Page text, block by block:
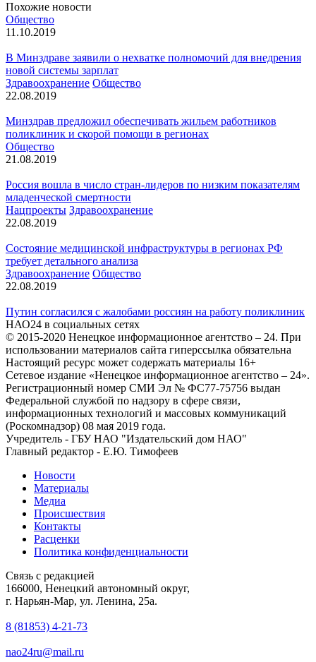
Похожие новости
Общество
11.10.2019
В Минздраве заявили о нехватке полномочий для внедрения
новой системы зарплат
Здравоохранение Общество
22.08.2019
Минздрав предложил обеспечивать жильем работников
поликлиник и скорой помощи в регионах
Общество
21.08.2019
Россия вошла в число стран-лидеров по низким показателям
младенческой смертности
Нацпроекты Здравоохранение
22.08.2019
Состояние медицинской инфраструктуры в регионах РФ
требует детального анализа
Здравоохранение Общество
22.08.2019
Путин согласился с жалобами россиян на работу поликлиник
НАО24 в социальных сетях
© 2015-2020 Ненецкое информационное агентство – 24. При
использовании материалов сайта гиперссылка обязательна
Настоящий ресурс может содержать материалы 16+
Сетевое издание «Ненецкое информационное агентство – 24».
Регистрационный номер СМИ Эл № ФС77-75756 выдан
Федеральной службой по надзору в сфере связи,
информационных технологий и массовых коммуникаций
(Роскомнадзор) 08 мая 2019 года.
Учредитель - ГБУ НАО "Издательский дом НАО"
Главный редактор - Е.Ю. Тимофеев
Новости
Материалы
Медиа
Происшествия
Контакты
Расценки
Политика конфиденциальности
Связь с редакцией
166000, Ненецкий автономный округ,
г. Нарьян-Мар, ул. Ленина, 25а.
8 (81853) 4-21-73
nao24ru@mail.ru